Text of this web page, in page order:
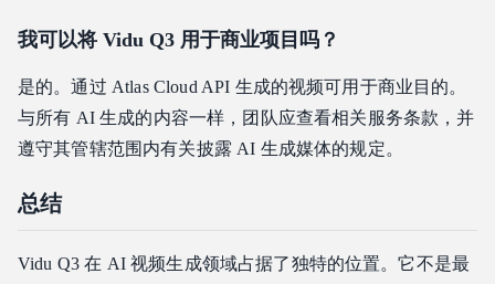
我可以将 Vidu Q3 用于商业项目吗？
是的。通过 Atlas Cloud API 生成的视频可用于商业目的。
与所有 AI 生成的内容一样，团队应查看相关服务条款，并
遵守其管辖范围内有关披露 AI 生成媒体的规定。
总结
Vidu Q3 在 AI 视频生成领域占据了独特的位置。它不是最